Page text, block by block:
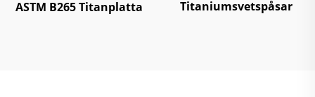
ASTM B265 Titanplatta Titaniumsvetspåsar